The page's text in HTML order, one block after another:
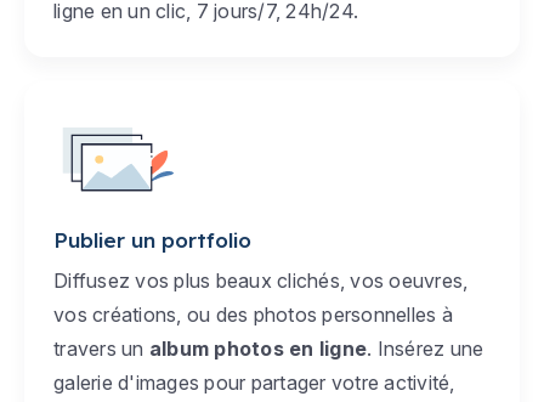
ligne en un clic, 7 jours/7, 24h/24.
Publier un portfolio
Diffusez vos plus beaux clichés, vos oeuvres,
vos créations, ou des photos personnelles à
travers un album photos en ligne. Insérez une
galerie d'images pour partager votre activité,